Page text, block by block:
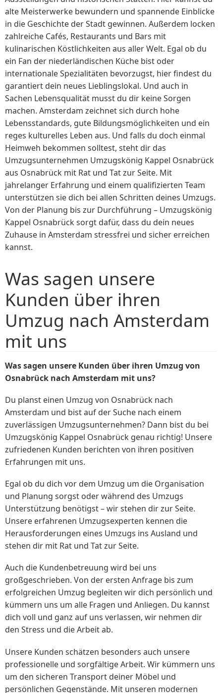
alte Meisterwerke bewundern und spannende Einblicke
in die Geschichte der Stadt gewinnen. Außerdem locken
zahlreiche Cafés, Restaurants und Bars mit
kulinarischen Köstlichkeiten aus aller Welt. Egal ob du
ein Fan der niederländischen Küche bist oder
internationale Spezialitäten bevorzugst, hier findest du
garantiert dein neues Lieblingslokal. Und auch in
Sachen Lebensqualität musst du dir keine Sorgen
machen. Amsterdam zeichnet sich durch hohe
Lebensstandards, gute Bildungsmöglichkeiten und ein
reges kulturelles Leben aus. Und falls du doch einmal
Heimweh bekommen solltest, steht dir das
Umzugsunternehmen Umzugskönig Kappel Osnabrück
aus Osnabrück mit Rat und Tat zur Seite. Mit
jahrelanger Erfahrung und einem qualifizierten Team
unterstützen sie dich bei allen Schritten deines Umzugs.
Von der Planung bis zur Durchführung – Umzugskönig
Kappel Osnabrück sorgt dafür, dass du dein neues
Zuhause in Amsterdam stressfrei und sicher erreichen
kannst.
Was sagen unsere
Kunden über ihren
Umzug nach Amsterdam
mit uns
Was sagen unsere Kunden über ihren Umzug von
Osnabrück nach Amsterdam mit uns?
Du planst einen Umzug von Osnabrück nach
Amsterdam und bist auf der Suche nach einem
zuverlässigen Umzugsunternehmen? Dann bist du bei
Umzugskönig Kappel Osnabrück genau richtig! Unsere
zufriedenen Kunden berichten von ihren positiven
Erfahrungen mit uns.
Egal ob du dich vor dem Umzug um die Organisation
und Planung sorgst oder während des Umzugs
Unterstützung benötigst – wir stehen dir zur Seite.
Unsere erfahrenen Umzugsexperten kennen die
Herausforderungen eines Umzugs ins Ausland und
stehen dir mit Rat und Tat zur Seite.
Auch die Kundenbetreuung wird bei uns
großgeschrieben. Von der ersten Anfrage bis zum
erfolgreichen Umzug begleiten wir dich persönlich und
kümmern uns um alle Fragen und Anliegen. Du kannst
dich voll und ganz auf uns verlassen, wir nehmen dir
den Stress und die Arbeit ab.
Unsere Kunden schätzen besonders auch unsere
professionelle und sorgfältige Arbeit. Wir kümmern uns
um den sicheren Transport deiner Möbel und
persönlichen Gegenstände. Mit unseren modernen